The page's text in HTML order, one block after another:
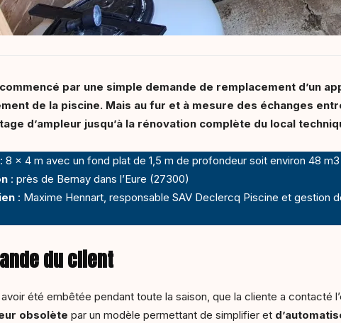
par une simple demande de remplacement d’un
de la piscine. Mais au fur et à mesure des échanges
d’ampleur jusqu’à la rénovation complète du local
: 8 x 4 m avec un fond plat de 1,5 m de profondeur soit environ 48 m3
: près de Bernay dans l’Eure (27300)
: Maxime Hennart, responsable SAV Declercq Piscine et gestion
du client
avoir été embêtée pendant toute la saison, que la cliente a contacté
obsolète par un modèle permettant de simplifier et